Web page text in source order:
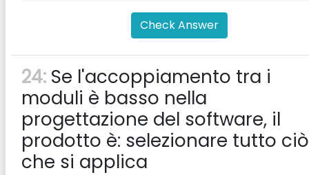
Check Answer
24: Se l'accoppiamento tra i
moduli è basso nella
progettazione del software, il
prodotto è: selezionare tutto ciò
che si applica